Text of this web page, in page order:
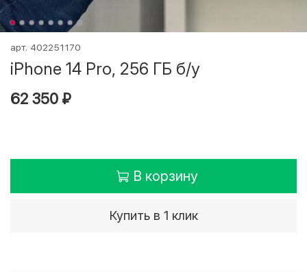
арт. 402251170
iPhone 14 Pro, 256 ГБ б/у
62 350 ₽
В корзину
Купить в 1 клик